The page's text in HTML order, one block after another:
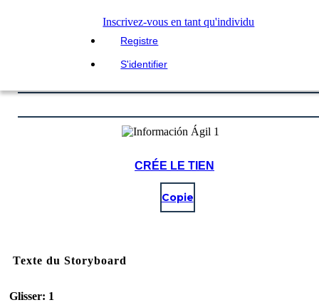
Inscrivez-vous en tant qu'individu
Registre
S'identifier
CRÉE LE TIEN
Copie
Texte du Storyboard
Glisser: 1